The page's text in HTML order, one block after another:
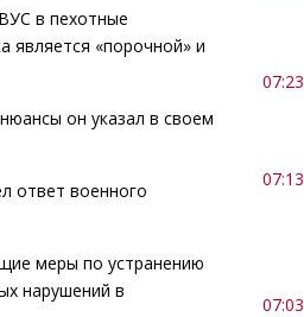
в пехотные
является «порочной» и
он указал в своем
ответ военного
меры по устранению
нарушений в
07:23
07:13
07:03